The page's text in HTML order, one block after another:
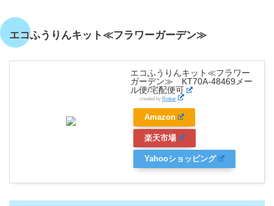
エコふうりんキット≪フラワーガーデン≫
エコふうりんキット≪フラワー
ガーデン≫ KT70A-48469メー
ル便/宅配便可
created by Rinker
Amazon
楽天市場
Yahooショッピング